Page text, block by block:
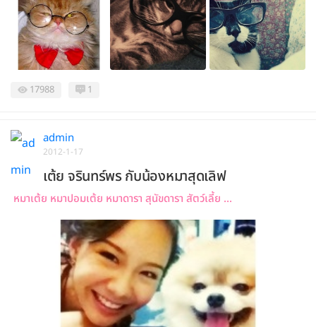
17988 1
admin
2012-1-17
เต้ย จรินทร์พร กับน้องหมาสุดเลิฟ
หมาเต้ย หมาปอมเต้ย หมาดารา สุนัขดารา สัตว์เลี้ย ...